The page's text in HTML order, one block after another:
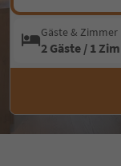
Gäste & Zimmer
2 Gäste / 1